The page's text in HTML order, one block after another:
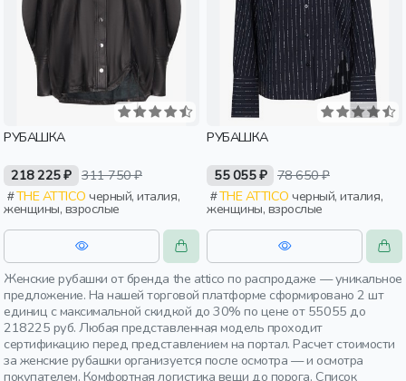
РУБАШКА
218 225 ₽ 311 750 ₽
THE ATTICO черный, италия,
женщины, взрослые
РУБАШКА
55 055 ₽ 78 650 ₽
THE ATTICO черный, италия,
женщины, взрослые
Женские рубашки от бренда the attico по распродаже — уникальное
предложение. На нашей торговой платформе сформировано 2 шт
единиц с максимальной скидкой до 30% по цене от 55055 до
218225 руб. Любая представленная модель проходит
сертификацию перед представлением на портал. Расчет стоимости
за женские рубашки организуется после осмотра — и осмотра
покупателем. Комфортная логистика вещи до порога. Список